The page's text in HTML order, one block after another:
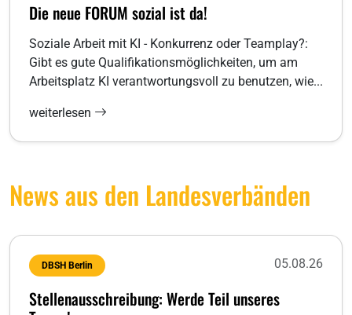
Die neue FORUM sozial ist da!
Soziale Arbeit mit KI - Konkurrenz oder Teamplay?:
Gibt es gute Qualifikationsmöglichkeiten, um am
Arbeitsplatz KI verantwortungsvoll zu benutzen, wie...
weiterlesen
News aus den Landesverbänden
DBSH Berlin 05.08.26
Stellenausschreibung: Werde Teil unseres